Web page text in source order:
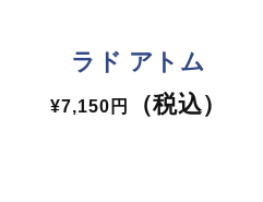
ラド アトム
通
¥7,150円 （税込）